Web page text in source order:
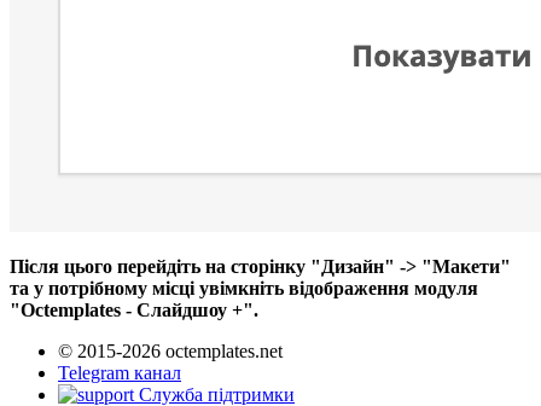
Після цього перейдіть на сторінку "Дизайн" -> "Макети"
та у потрібному місці увімкніть відображення модуля
"Octemplates - Слайдшоу +".​
© 2015-2026 octemplates.net
Telegram канал
Служба підтримки